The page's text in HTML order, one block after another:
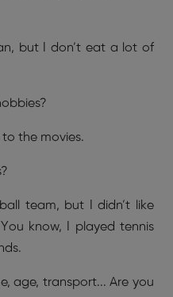
but I don’t eat a lot of
the movies.
team, but I didn’t like
know, I played tennis
age, transport... Are you